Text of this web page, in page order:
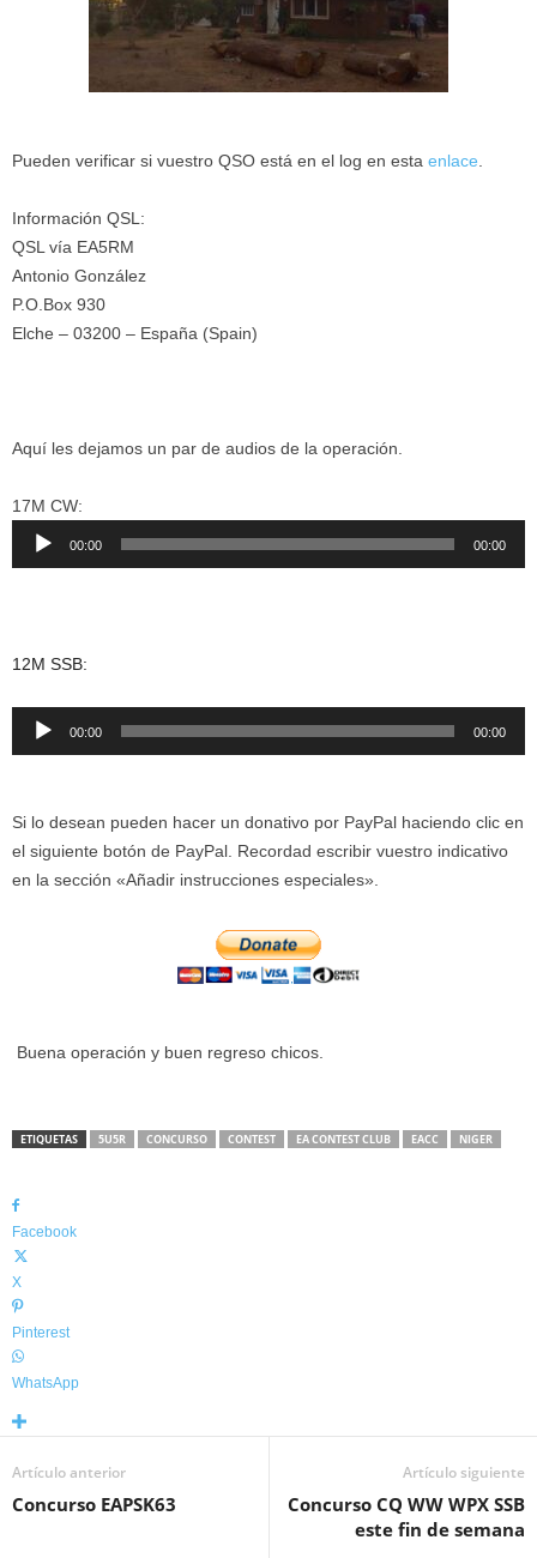
Pueden verificar si vuestro QSO está en el log en esta enlace.
Información QSL:
QSL vía EA5RM
Antonio González
P.O.Box 930
Elche – 03200 – España (Spain)
Aquí les dejamos un par de audios de la operación.
17M CW:
Reproductor
00:00 00:00
12M SSB:
Reproductor
00:00 00:00
Si lo desean pueden hacer un donativo por PayPal haciendo clic en
el siguiente botón de PayPal. Recordad escribir vuestro indicativo
en la sección «Añadir instrucciones especiales».
Buena operación y buen regreso chicos.
ETIQUETAS 5U5R CONCURSO CONTEST EA CONTEST CLUB EACC NIGER
Facebook
X
Pinterest
WhatsApp
Artículo anterior
Concurso EAPSK63
Artículo siguiente
Concurso CQ WW WPX SSB
este fin de semana